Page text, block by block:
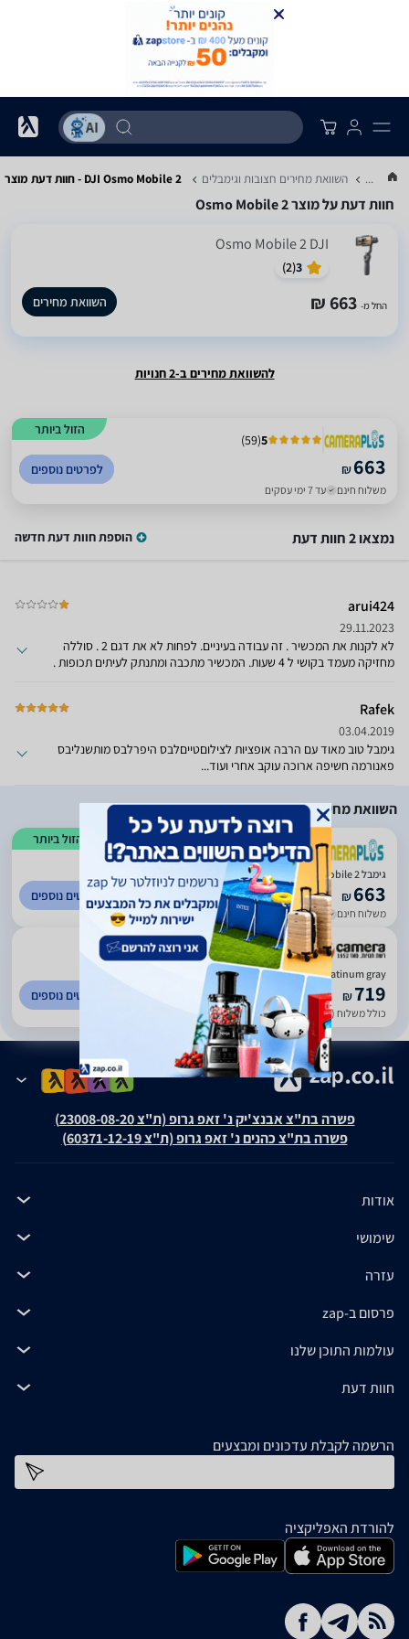
... השוואת מחירים חצובות וגימבלים DJI Osmo Mobile 2 - חוות דעת מוצר
חוות דעת על מוצר Osmo Mobile 2
Osmo Mobile 2 DJI
3
(
2
)
החל מ- 663 ₪ השוואת מחירים
להשוואת מחירים ב-2 חנויות
הזול ביותר
5
(
59
)
₪663
משלוח חינם עד 7 ימי עסקים
לפרטים נוספים
נמצאו 2 חוות דעת הוספת חוות דעת חדשה
arui424
29.11.2023
לא לקנות את המכשיר . זה עבודה בעיניים. לפחות לא את דגם 2 . סוללה
מחזיקה מעמד בקושי ל 4 שעות. המכשיר מתכבה ומתנתק לעיתים תכופות .
Rafek
03.04.2019
גימבל טוב מאוד עם הרבה אופציות לצילוםטייםלבס היפרלבס מותשנליבס
פאנורמה חשיפה ארוכה עוקב אחרי ועוד...
השוואת מחירים
הזול ביותר
5
(
59
)
‏גימבל DJI Osmo Mobile 2
₪663
משלוח חינם עד 7 ימי עסקים
לפרטים נוספים
3
(
472
)
DJI OSMO MOBILE 6 Platinum gray
₪719
כולל משלוח (20 ₪) עד 7 ימי עסקים
לפרטים נוספים
פשרה בת"צ אבנצ'יק נ' זאפ גרופ (ת"צ 23008-08-20)
פשרה בת"צ כהנים נ' זאפ גרופ (ת"צ 60371-12-19)
אודות
שימושי
עזרה
פרסום ב-zap
עולמות התוכן שלנו
חוות דעת
הרשמה לקבלת עדכונים ומבצעים
להורדת האפליקציה